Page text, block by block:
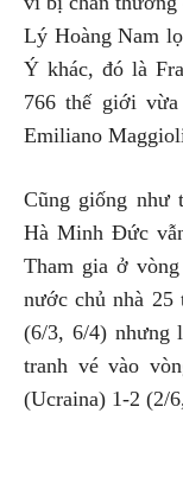
Lý Hoàng Nam
Ý khác, đó là
766 thế giới
Emiliano
Cũng giống như
Hà Minh Đức
Tham gia ở
nước chủ nhà
(6/3, 6/4) nhưng
tranh vé vào
(Ucraina) 1-2 (2/